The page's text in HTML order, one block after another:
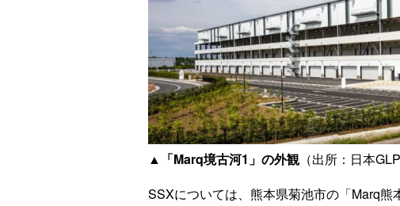
▲「Marq境古河1」の外観（出所：日本GLP
SSXについては、熊本県菊池市の「Marq